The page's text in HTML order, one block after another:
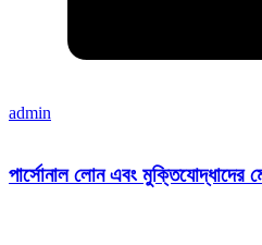
admin
পার্সোনাল লোন এবং মুক্তিযোদ্ধাদের